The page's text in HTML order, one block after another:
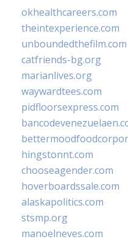
okhealthcareers.com
theintexperience.com
unboundedthefilm.com
catfriends-bg.org
marianlives.org
waywardtees.com
pidfloorsexpress.com
hingstonnt.com
chooseagender.com
hoverboardssale.com
alaskapolitics.com
stsmp.org
manoelneves.com